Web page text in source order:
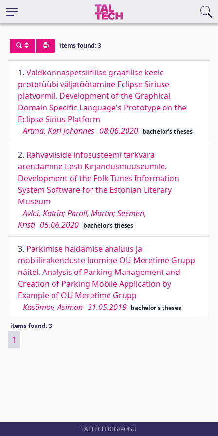
items found: 3
1. Valdkonnaspetsiifilise graafilise keele
prototüübi väljatöötamine Eclipse Siriuse
platvormil. Development of the Graphical
Domain Specific Language's Prototype on the
Eclipse Sirius Platform
Artma, Karl Johannes 08.06.2020 bachelor's theses
2. Rahvaviiside infosüsteemi tarkvara
arendamine Eesti Kirjandusmuuseumile.
Development of the Folk Tunes Information
System Software for the Estonian Literary
Museum
Avloi, Katrin; Paroll, Martin; Seemen,
Kristi 05.06.2020 bachelor's theses
3. Parkimise haldamise analüüs ja
mobiilirakenduste loomine OÜ Meretime Grupp
näitel. Analysis of Parking Management and
Creation of Parking Mobile Application by
Example of OÜ Meretime Grupp
Kasõmov, Asiman 31.05.2019 bachelor's theses
items found: 3
1
TALTECH DIGIKOGU